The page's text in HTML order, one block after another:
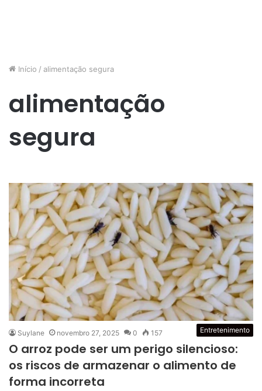
Início / alimentação segura
alimentação
segura
Entretenimento
Suylane novembro 27, 2025 0 157
O arroz pode ser um perigo silencioso:
os riscos de armazenar o alimento de
forma incorreta